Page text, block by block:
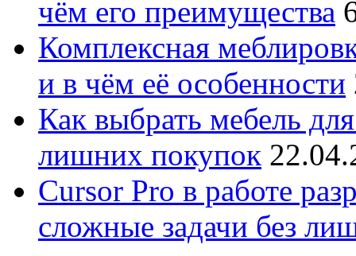
чём его преимущества
Комплексная
и в чём её особенности
Как выбрать мебель
лишних покупок
Cursor Pro в работе
сложные задачи без